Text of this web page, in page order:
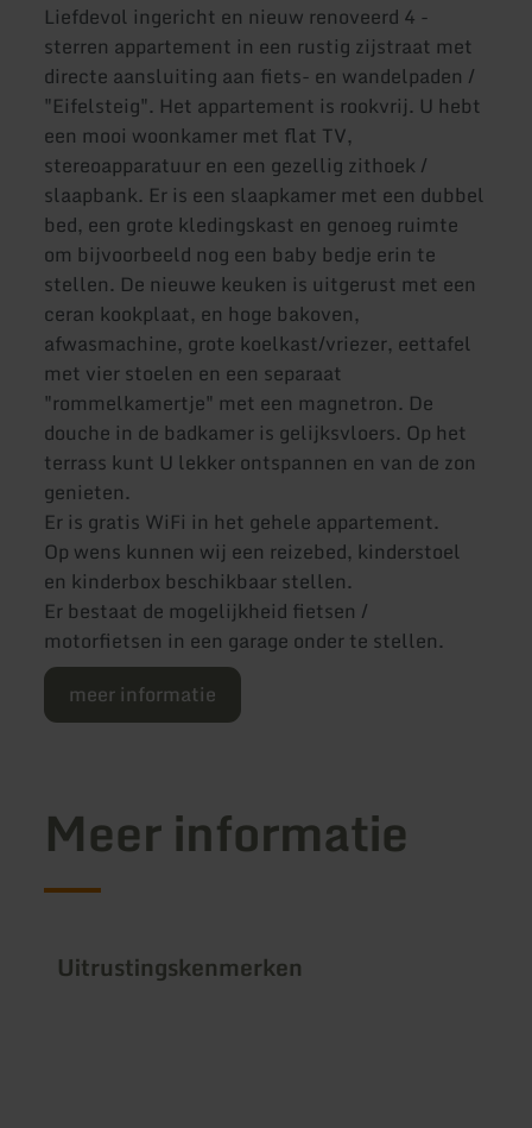
Liefdevol ingericht en nieuw renoveerd 4 -
sterren appartement in een rustig zijstraat met
directe aansluiting aan fiets- en wandelpaden /
"Eifelsteig". Het appartement is rookvrij. U hebt
een mooi woonkamer met flat TV,
stereoapparatuur en een gezellig zithoek /
slaapbank. Er is een slaapkamer met een dubbel
bed, een grote kledingskast en genoeg ruimte
om bijvoorbeeld nog een baby bedje erin te
stellen. De nieuwe keuken is uitgerust met een
ceran kookplaat, en hoge bakoven,
afwasmachine, grote koelkast/vriezer, eettafel
met vier stoelen en een separaat
"rommelkamertje" met een magnetron. De
douche in de badkamer is gelijksvloers. Op het
terrass kunt U lekker ontspannen en van de zon
genieten.
Er is gratis WiFi in het gehele appartement.
Op wens kunnen wij een reizebed, kinderstoel
en kinderbox beschikbaar stellen.
Er bestaat de mogelijkheid fietsen /
motorfietsen in een garage onder te stellen.
meer informatie
Meer informatie
Uitrustingskenmerken